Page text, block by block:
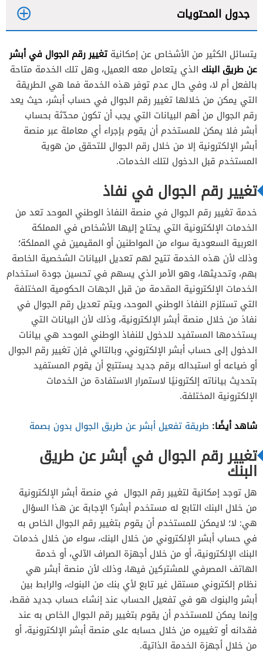
جدول المحتويات
يتسائل الكثير من الأشخاص عن إمكانيةتغيير رقم الجوال في أبشر
عن طريق البنك الذي يتعامل معه العميل، وهل تلك الخدمة متاحة
بالفعل أم لا، وفي حال عدم توفر هذه الخدمة فما هي الطريقة
التي يمكن من خلالها تغيير رقم الجوال في حساب أبشر، حيث يعد
رقم الجوال من أهم البيانات التي يجب أن تكون محدّثة بحساب
أبشر فلا يمكن للمستخدم أن يقوم بإجراء أي معاملة عبر منصة
أبشر الإلكترونية إلا من خلال رقم الجوال للتحقق من هوية
المستخدم قبل الدخول لتلك الخدمات.
تغيير رقم الجوال في نفاذ
خدمة تغيير رقم الجوال في منصة النفاذ الوطني الموحد تعد من
الخدمات الإلكترونية التي يحتاج إليها الأشخاص في المملكة
العربية السعودية سواء من المواطنين أو المقيمين في المملكة؛
وذلك لأن هذه الخدمة تتيح لهم تعديل البيانات الشخصية الخاصة
بهم، وتحديثها، وهو الأمر الذي يسهم في تحسين جودة استخدام
الخدمات الإلكترونية المقدمة من قبل الجهات الحكومية المختلفة
التي تستلزم النفاذ الوطني الموحد، ويتم تعديل رقم الجوال في
نفاذ من خلال منصة أبشر الإلكترونية، وذلك لأن البيانات التي
يستخدمها المستفيد للدخول للنفاذ الوطني الموحد هي بيانات
الدخول إلى حساب أبشر الإلكتروني، وبالتالي فإن تغيير رقم الجوال
أو ضياعه أو استبداله برقم جديد يستتبع أن يقوم المستفيد
بتحديث بياناته إلكترونيًا لاستمرار الاستفادة من الخدمات
الإلكترونية المختلفة.
شاهد أيضًا: طريقة تفعيل أبشر عن طريق الجوال بدون بصمة
تغيير رقم الجوال في أبشر عن طريق
البنك
هل توجد إمكانية لتغيير رقم الجوال في منصة أبشر الإلكترونية
من خلال البنك التابع له مستخدم أبشر؟ الإجابة عن هذا السؤال
هي: لا؛ لايمكن للمستخدم أن يقوم بتغيير رقم الجوال الخاص به
في حساب أبشر الإلكتروني من خلال البنك، سواء من خلال خدمات
البنك الإلكترونية، أو من خلال أجهزة الصراف الآلي، أو خدمة
الهاتف المصرفي للمشتركين فيها، وذلك لأن منصة أبشر هي
نظام إلكتروني مستقل غير تابع لأي بنك من البنوك، والرابط بين
أبشر والبنوك هو في تفعيل الحساب عند إنشاء حساب جديد فقط،
وإنما يمكن للمستخدم أن يقوم بتغيير رقم الجوال الخاص به عند
فقدانه أو تغييره من خلال حسابه على منصة أبشر الإلكترونية، أو
من خلال أجهزة الخدمة الذاتية.